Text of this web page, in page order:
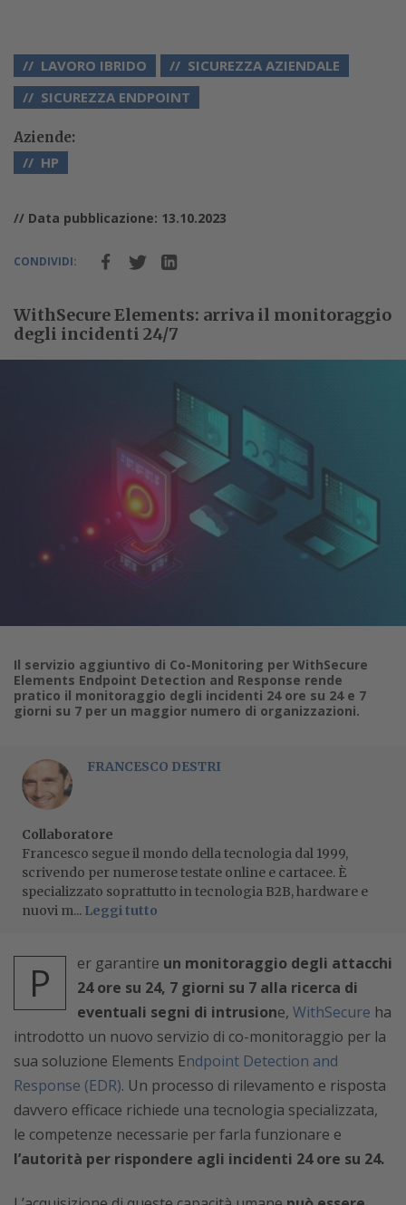
LAVORO IBRIDO
SICUREZZA AZIENDALE
SICUREZZA ENDPOINT
Aziende:
HP
// Data pubblicazione: 13.10.2023
CONDIVIDI:
WithSecure Elements: arriva il monitoraggio
degli incidenti 24/7
Il servizio aggiuntivo di Co-Monitoring per WithSecure
Elements Endpoint Detection and Response rende
pratico il monitoraggio degli incidenti 24 ore su 24 e 7
giorni su 7 per un maggior numero di organizzazioni.
FRANCESCO DESTRI
Collaboratore
Francesco segue il mondo della tecnologia dal 1999,
scrivendo per numerose testate online e cartacee. È
specializzato soprattutto in tecnologia B2B, hardware e
nuovi m... Leggi tutto
P er garantire un monitoraggio degli attacchi
24 ore su 24, 7 giorni su 7 alla ricerca di
eventuali segni di intrusione, WithSecure ha
introdotto un nuovo servizio di co-monitoraggio per la
sua soluzione Elements Endpoint Detection and
Response (EDR). Un processo di rilevamento e risposta
davvero efficace richiede una tecnologia specializzata,
le competenze necessarie per farla funzionare e
l’autorità per rispondere agli incidenti 24 ore su 24.